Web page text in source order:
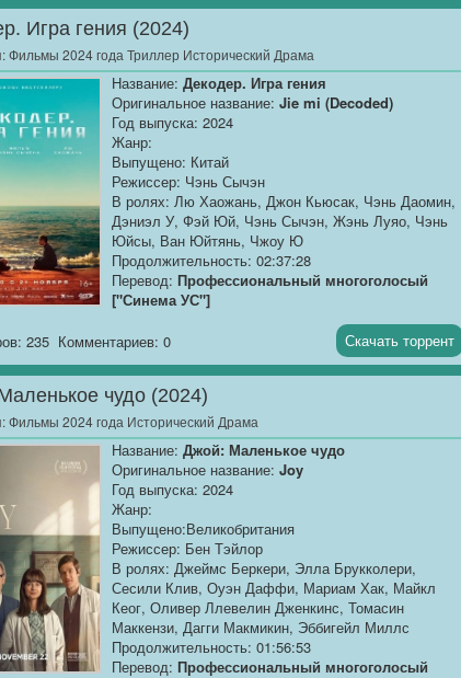
Когда древнее колоссальное чудовище КуиНи
пробуждается ото сна из-за, оно высвобождает
свою разрушительную силу, создавая...
Игра гения (2024)
Фильмы 2024 года Триллер Исторический Драма
Название: Декодер. Игра гения
Оригинальное название: Jie mi (Decoded)
Год выпуска: 2024
Жанр:
Выпущено: Китай
Режиссер: Чэнь Сычэн
В ролях: Лю Хаожань, Джон Кьюсак, Чэнь Даомин,
Дэниэл У, Фэй Юй, Чэнь Сычэн, Жэнь Луяо, Чэнь
Юйсы, Ван Юйтянь, Чжоу Ю
Продолжительность: 02:37:28
Перевод: Профессиональный многоголосый
["Синема УС"]
Качество:
1940-е. Мир охвачен хаосом, и расшифровка
вражеских кодов становится ключом...
235 Комментариев: 0 Скачать торрент
чудо (2024)
Фильмы 2024 года Исторический Драма
Название: Джой: Маленькое чудо
Оригинальное название: Joy
Год выпуска: 2024
Жанр:
Выпущено:Великобритания
Режиссер: Бен Тэйлор
В ролях: Джеймс Беркери, Элла Брукколери,
Сесили Клив, Оуэн Даффи, Мариам Хак, Майкл
Кеог, Оливер Ллевелин Дженкинс, Томасин
Маккензи, Дагги Макмикин, Эббигейл Миллс
Продолжительность: 01:56:53
Перевод: Профессиональный многоголосый